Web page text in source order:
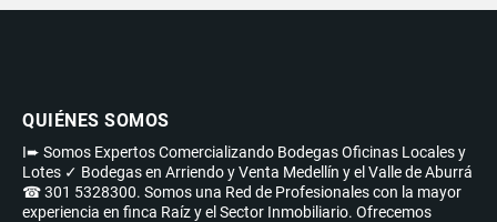
QUIÉNES SOMOS
I➨ Somos Expertos Comercializando Bodegas Oficinas Locales y
Lotes ✓ Bodegas en Arriendo y Venta Medellín y el Valle de Aburrá
☎ 301 5328300. Somos una Red de Profesionales con la mayor
experiencia en finca Raíz y el Sector Inmobiliario. Ofrecemos